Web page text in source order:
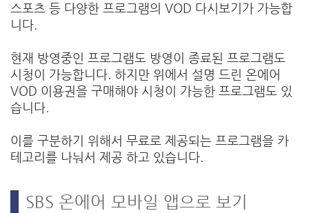
스포츠 등 다양한 프로그램의 VOD 다시보기가 가능합
니다.
현재 방영중인 프로그램도 방영이 종료된 프로그램도
시청이 가능합니다. 하지만 위에서 설명 드린 온에어
VOD 이용권을 구매해야 시청이 가능한 프로그램도 있
습니다.
이를 구분하기 위해서 무료로 제공되는 프로그램을 카
테고리를 나눠서 제공 하고 있습니다.
SBS 온에어 모바일 앱으로 보기